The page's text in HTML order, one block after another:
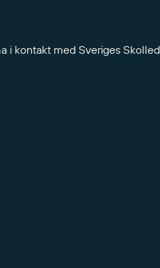
i kontakt med Sveriges